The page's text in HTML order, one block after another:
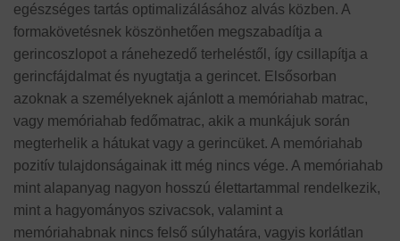
egészséges tartás optimalizálásához alvás közben. A
formakövetésnek köszönhetően megszabadítja a
gerincoszlopot a ránehezedő terheléstől, így csillapítja a
gerincfájdalmat és nyugtatja a gerincet. Elsősorban
azoknak a személyeknek ajánlott a memóriahab matrac,
vagy memóriahab fedőmatrac, akik a munkájuk során
megterhelik a hátukat vagy a gerincüket. A memóriahab
pozitív tulajdonságainak itt még nincs vége. A memóriahab
mint alapanyag nagyon hosszú élettartammal rendelkezik,
mint a hagyományos szivacsok, valamint a
memóriahabnak nincs felső súlyhatára, vagyis korlátlan